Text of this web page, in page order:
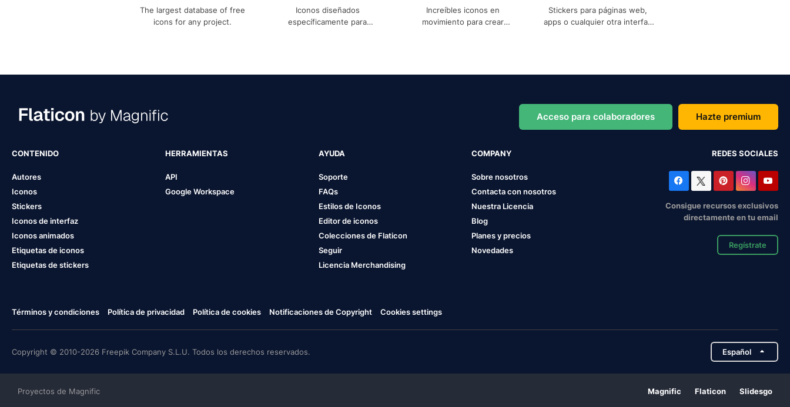
The largest database of free
icons for any project.
Iconos diseñados
específicamente para
Increíbles iconos en
movimiento para crear
Stickers para páginas web,
apps o cualquier otra interfaz
Acceso para colaboradores Hazte premium
CONTENIDO
Autores
Iconos
Stickers
Iconos de interfaz
Iconos animados
Etiquetas de iconos
Etiquetas de stickers
HERRAMIENTAS
API
Google Workspace
AYUDA
Soporte
FAQs
Estilos de Iconos
Editor de iconos
Colecciones de Flaticon
Seguir
Licencia Merchandising
COMPANY
Sobre nosotros
Contacta con nosotros
Nuestra Licencia
Blog
Planes y precios
Novedades
REDES SOCIALES
Consigue recursos exclusivos
directamente en tu email
Regístrate
Términos y condiciones Política de privacidad Política de cookies Notificaciones de Copyright Cookies settings
Copyright © 2010-2026 Freepik Company S.L.U. Todos los derechos reservados. Español
Proyectos de Magnific Magnific Flaticon Slidesgo